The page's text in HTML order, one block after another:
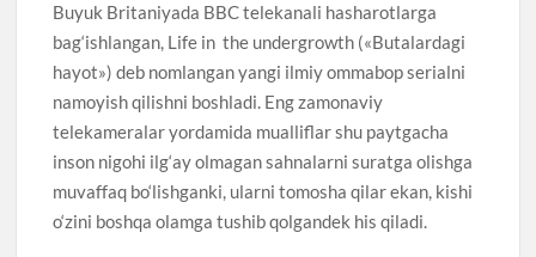
Buyuk Britaniyada BBC telekanali hasharotlarga
bag‘ishlangan, Life in the undergrowth («Butalardagi
hayot») deb nomlangan yangi ilmiy ommabop serialni
namoyish qilishni boshladi. Eng zamonaviy
telekameralar yordamida mualliflar shu paytgacha
inson nigohi ilg‘ay olmagan sahnalarni suratga olishga
muvaffaq bo‘lishganki, ularni tomosha qilar ekan, kishi
o‘zini boshqa olamga tushib qolgandek his qiladi.